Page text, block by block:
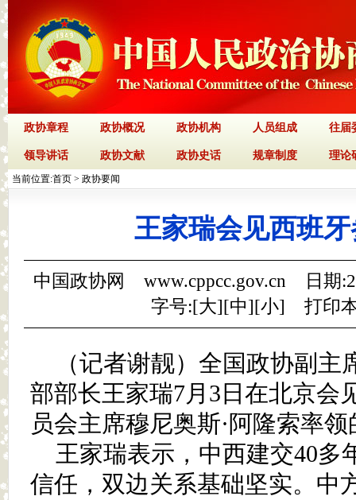
政协章程 政协概况 政协机构 人员组成 往届
领导讲话 政协文献 政协史话 规章制度 理论
当前位置:首页 > 政协要闻
王家瑞会见西班
中国政协网 www.cppcc.gov.cn 日期
字号:[大][中][小] 打印
（记者谢靓）全国政协副
部部长王家瑞7月3日在北京会
员会主席穆尼奥斯·阿隆索率
王家瑞表示，中西建交40多
信任，双边关系基础坚实。中